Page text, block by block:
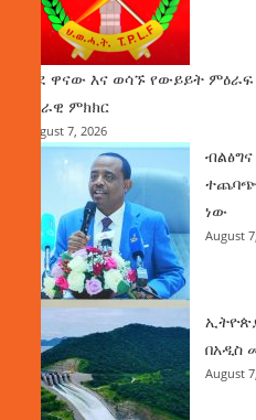
ወደ ዋናው እና ወሳኙ የውይይት
ሀገራዊ ምክክር
August 7, 2026
ተጨባጭ
ነው
August
በአዲስ
August